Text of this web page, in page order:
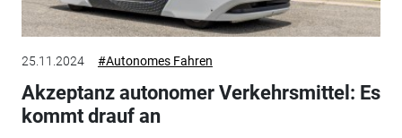
25.11.2024 #Autonomes Fahren
Akzeptanz autonomer Verkehrsmittel: Es
kommt drauf an